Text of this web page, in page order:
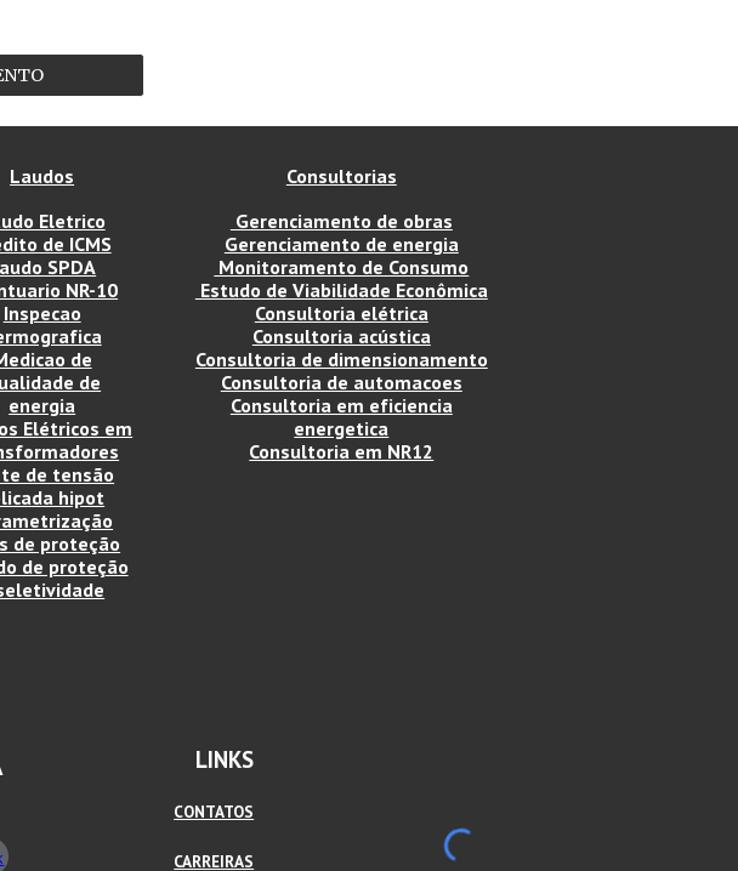
Laudos
Eletrico
de ICMS
SPDA
NR-10
Inspecao
de
de
energia
Elétricos em
de tensão
hipot
de proteção
de proteção
Consultorias
Gerenciamento de obras
Gerenciamento de energia
Monitoramento de Consumo
Estudo de Viabilidade Econômica
Consultoria elétrica
Consultoria acústica
Consultoria de dimensionamento
Consultoria de automacoes
Consultoria em eficiencia
energetica
Consultoria em NR12
LINKS
CONTATOS
CARREIRAS